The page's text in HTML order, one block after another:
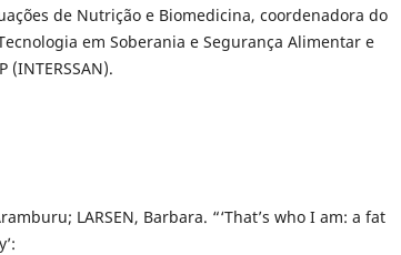
de Nutrição e Biomedicina, coordenadora do
em Soberania e Segurança Alimentar e
(INTERSSAN).
LARSEN, Barbara. “‘That’s who I am: a fat